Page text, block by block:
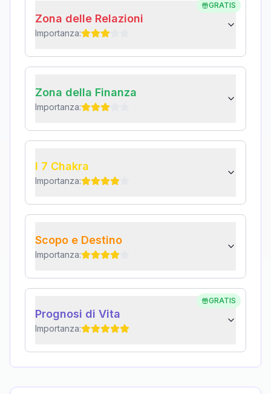
GRATIS
Zona delle Relazioni
Importanza:
Zona della Finanza
Importanza:
I 7 Chakra
Importanza:
Scopo e Destino
Importanza:
GRATIS
Prognosi di Vita
Importanza: